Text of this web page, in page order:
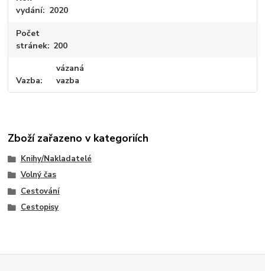
vydání
2020
Počet
stránek 200
Vazba
vázaná
vazba
Zboží zařazeno v kategoriích
Knihy/Nakladatelé
Volný čas
Cestování
Cestopisy